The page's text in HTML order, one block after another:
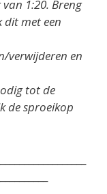
1:20. Breng
dit met een
verwijderen en
tot de
de sproeikop